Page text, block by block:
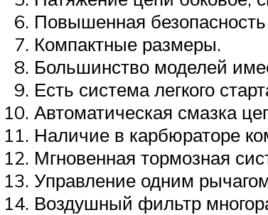
Повышенная
Компактные размеры.
Большинство моделей
Есть система легкого
Автоматическая смазка
Наличие в карбюраторе
Мгновенная тормозная
Управление одним
Воздушный фильтр